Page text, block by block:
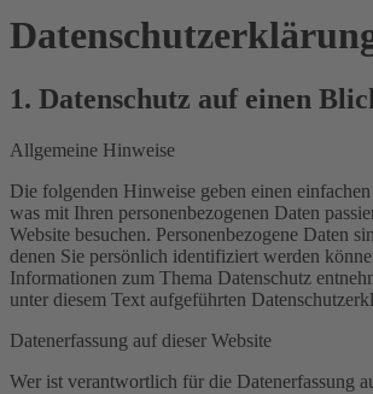
1. Datenschutz auf einen
Allgemeine Hinweise
Die folgenden Hinweise geben einen
was mit Ihren personenbezogenen Daten
Website besuchen. Personenbezogene Daten
denen Sie persönlich identifiziert werden
Informationen zum Thema Datenschutz
unter diesem Text aufgeführten
Datenerfassung auf dieser Website
Wer ist verantwortlich für die Datenerfassung